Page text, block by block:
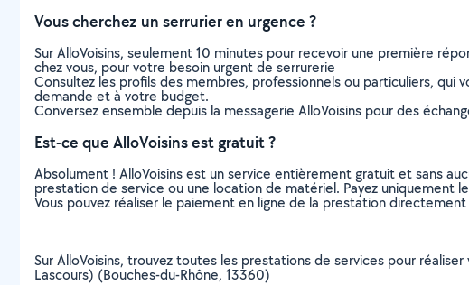
Vous cherchez un serrurier en urgence ?
Sur AlloVoisins, seulement 10 minutes pour recevoir une première
chez vous, pour votre besoin urgent de serrurerie
Consultez les profils des membres, professionnels ou particuliers,
demande et à votre budget.
Conversez ensemble depuis la messagerie AlloVoisins pour des
Est-ce que AlloVoisins est gratuit ?
Absolument ! AlloVoisins est un service entièrement gratuit et sans
prestation de service ou une location de matériel. Payez uniquement
Vous pouvez réaliser le paiement en ligne de la prestation
Sur AlloVoisins, trouvez toutes les prestations de services pour
Lascours) (Bouches-du-Rhône, 13360)